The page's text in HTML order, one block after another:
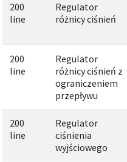
200
line
Regulator
różnicy ciśnień
200
line
Regulator
różnicy ciśnień z
ograniczeniem
przepływu
200
line
Regulator
ciśnienia
wyjściowego